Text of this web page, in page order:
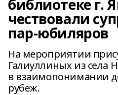
библиотеке г.
чествовали
пар-юбиляров
На мероприятии
Галиуллиных из
в взаимопонимании
рубеж.